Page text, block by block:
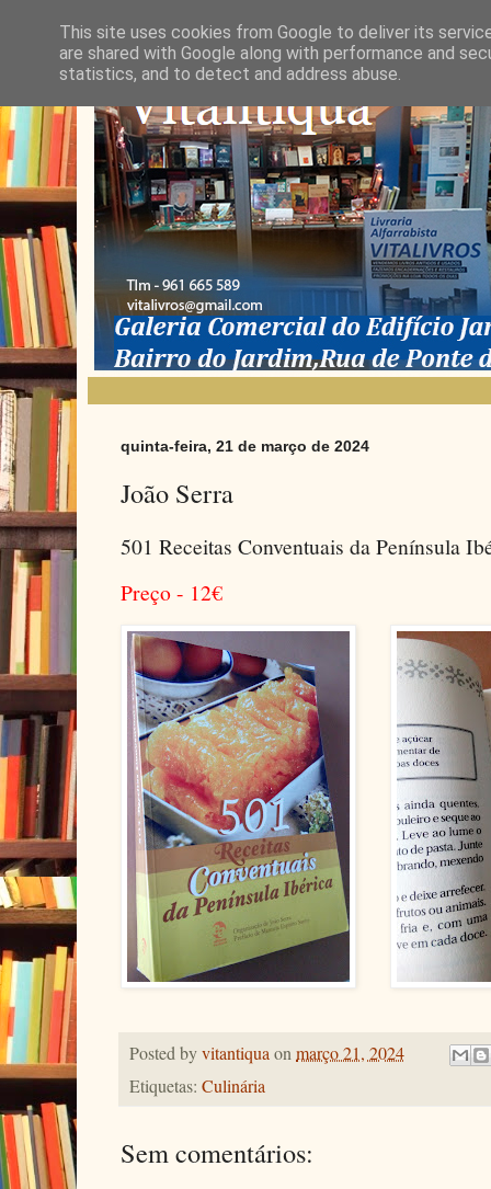
quinta-feira, 21 de março de 2024
João Serra
501 Receitas Conventuais da Península
Preço - 12€
Posted byvitantiquaonmarço 21, 2024
Etiquetas: Culinária
Sem comentários:
This site uses cookies from Google to deliver its
are shared with Google along with performance and
statistics, and to detect and address abuse.